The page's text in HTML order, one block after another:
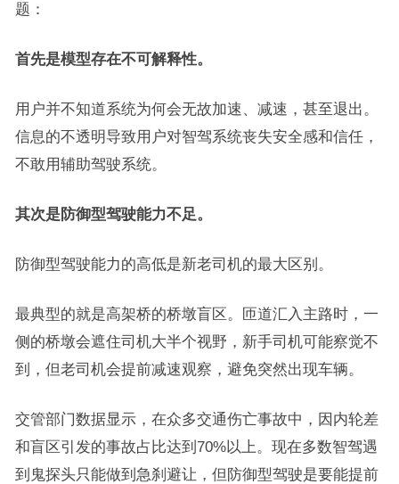
题：
首先是模型存在不可解释性。
用户并不知道系统为何会无故加速、减速，甚至退出。
信息的不透明导致用户对智驾系统丧失安全感和信任，
不敢用辅助驾驶系统。
其次是防御型驾驶能力不足。
防御型驾驶能力的高低是新老司机的最大区别。
最典型的就是高架桥的桥墩盲区。匝道汇入主路时，一
侧的桥墩会遮住司机大半个视野，新手司机可能察觉不
到，但老司机会提前减速观察，避免突然出现车辆。
交管部门数据显示，在众多交通伤亡事故中，因内轮差
和盲区引发的事故占比达到70%以上。现在多数智驾遇
到鬼探头只能做到急刹避让，但防御型驾驶是要能提前